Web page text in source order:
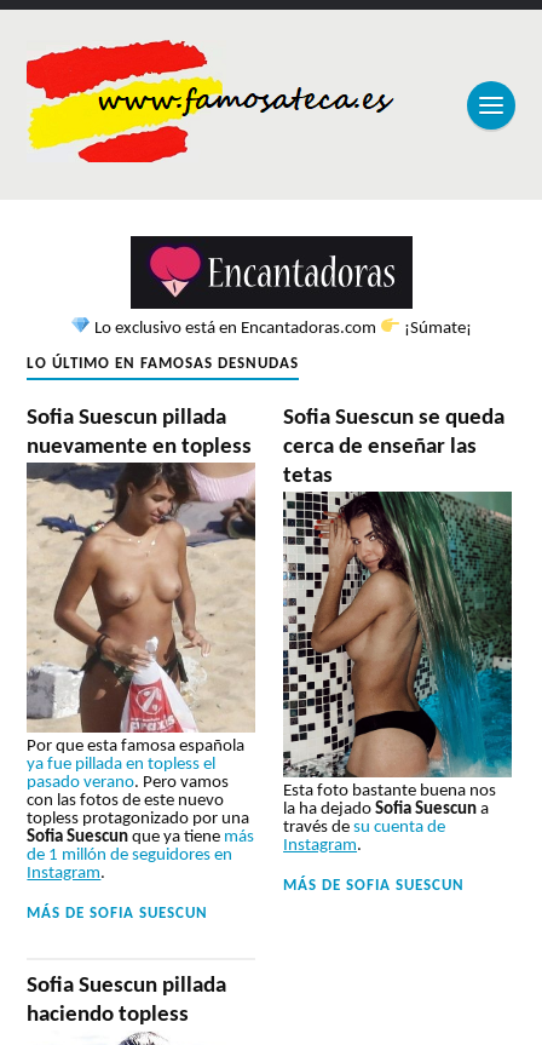
Lo exclusivo está en Encantadoras.com ¡Súmate¡
LO ÚLTIMO EN FAMOSAS DESNUDAS
Sofia Suescun pillada
nuevamente en topless
Por que esta famosa española
ya fue pillada en topless el
pasado verano. Pero vamos
con las fotos de este nuevo
topless protagonizado por una
Sofia Suescun que ya tiene más
de 1 millón de seguidores en
Instagram.
MÁS DESOFIA SUESCUN
Sofia Suescun se queda
cerca de enseñar las
tetas
Esta foto bastante buena nos
la ha dejadoSofia Suescun a
través desu cuenta de
Instagram.
MÁS DESOFIA SUESCUN
Sofia Suescun pillada
haciendo topless